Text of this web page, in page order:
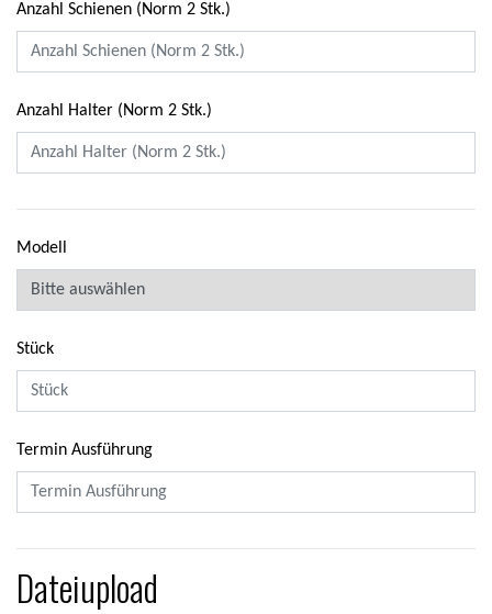
Anzahl Schienen (Norm 2 Stk.)
Anzahl Halter (Norm 2 Stk.)
Modell
Stück
Termin Ausführung
Dateiupload